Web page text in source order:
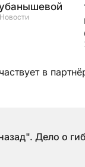
Новости
в
Дело о